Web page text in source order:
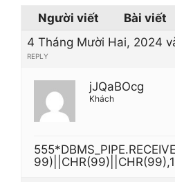
Người viết
Bài viết
4 Tháng Mười Hai, 2024
REPLY
jJQaBOcg
Khách